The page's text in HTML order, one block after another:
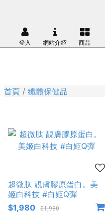
登入 網站介紹 商品
首頁 纖體保健品
超微肽 靚膚膠原蛋白。美
姬白科技 #白姬Q彈
$1,980
$1,980